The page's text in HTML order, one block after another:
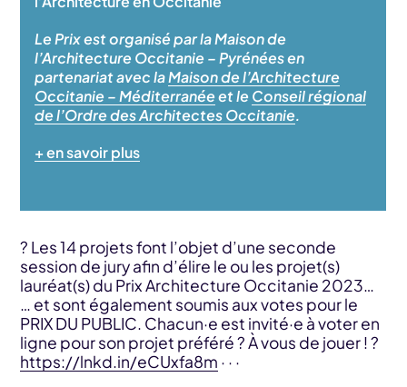
Le Prix est organisé par la Maison de
l’Architecture Occitanie – Pyrénées en
partenariat avec laMaison de l’Architecture
Occitanie – Méditerranéeet le Conseil régional
de l’Ordre des Architectes Occitanie.
+ en savoir plus
? Les 14 projets font l’objet d’une seconde
session de jury afin d’élire le ou les projet(s)
lauréat(s) du Prix Architecture Occitanie 2023…
… et sont également soumis aux votes pour le
PRIX DU PUBLIC. Chacun·e est invité·e à voter en
ligne pour son projet préféré ? À vous de jouer ! ?
https://lnkd.in/eCUxfa8m · · ·